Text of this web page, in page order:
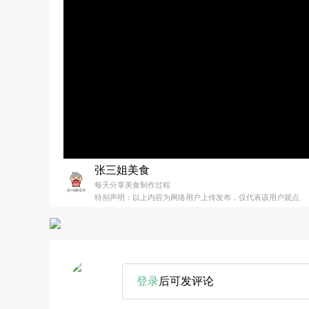
张三姐美食
每天分享美食制作过程
特别声明：以上内容为网络用户上传发布，仅代表该用户观点
登录后可发评论